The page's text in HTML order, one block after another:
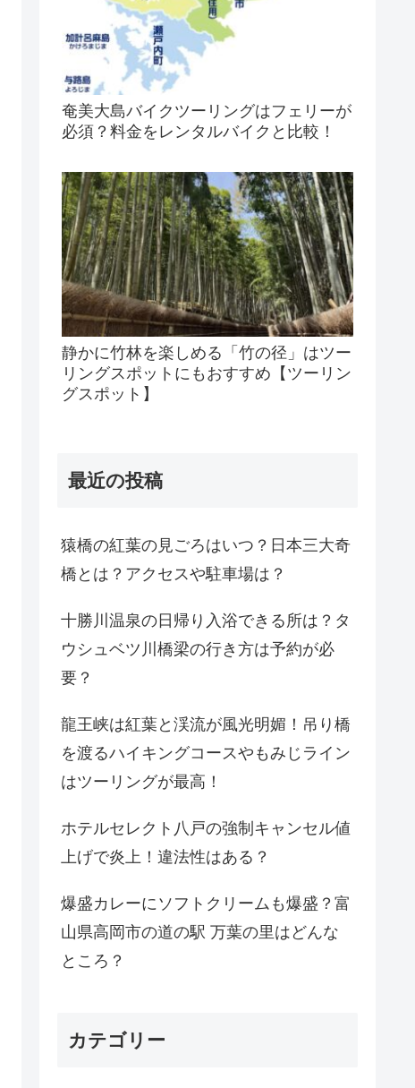
奄美大島バイクツーリングはフェリーが
必須？料金をレンタルバイクと比較！
静かに竹林を楽しめる「竹の径」はツー
リングスポットにもおすすめ【ツーリン
グスポット】
最近の投稿
猿橋の紅葉の見ごろはいつ？日本三大奇
橋とは？アクセスや駐車場は？
十勝川温泉の日帰り入浴できる所は？タ
ウシュベツ川橋梁の行き方は予約が必
要？
龍王峡は紅葉と渓流が風光明媚！吊り橋
を渡るハイキングコースやもみじライン
はツーリングが最高！
ホテルセレクト八戸の強制キャンセル値
上げで炎上！違法性はある？
爆盛カレーにソフトクリームも爆盛？富
山県高岡市の道の駅 万葉の里はどんな
ところ？
カテゴリー